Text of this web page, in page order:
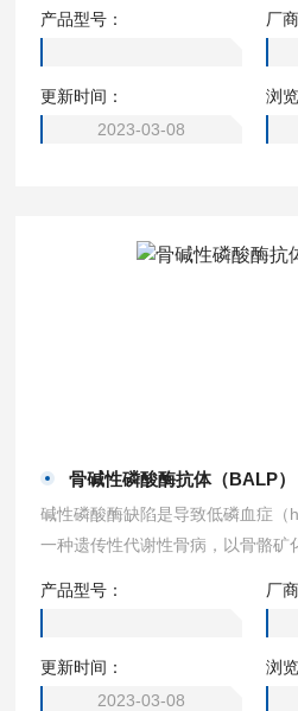
即使其bh3基序可以介导与前存活
质，但与bcl-gl不同，bfk与细胞器
接亚型存在，其促凋亡亚型可能有
瘤的发生。
产品型号：
厂
更新时间：
2023-03-08
浏
骨碱性磷酸酶抗体（BALP）
碱性磷酸酶缺陷是导致低磷血症（
一种遗传性代谢性骨病，以骨骼矿
围产期型、婴儿型、儿童型和成人
总是致命的。只有乳牙过早脱落，
有牙骨质疏松症。
产品型号：
厂
更新时间：
2023-03-08
浏